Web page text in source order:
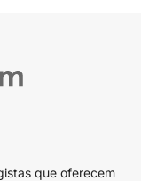
que oferecem